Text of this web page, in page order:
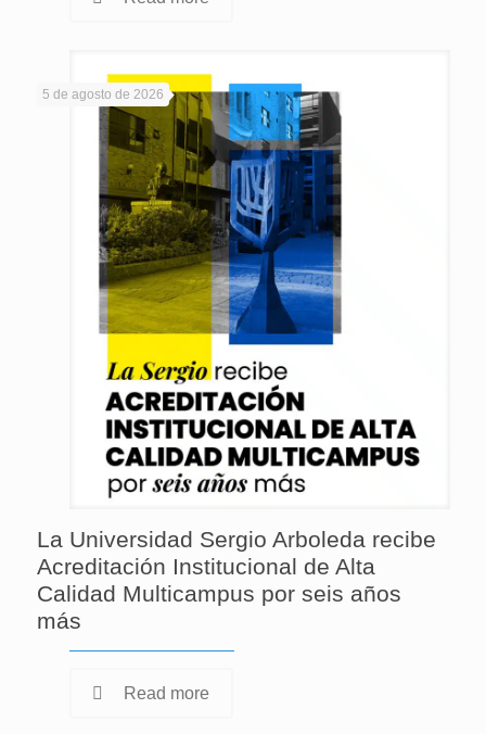
5 de agosto de 2026
La Universidad Sergio Arboleda recibe
Acreditación Institucional de Alta
Calidad Multicampus por seis años
más
Read more